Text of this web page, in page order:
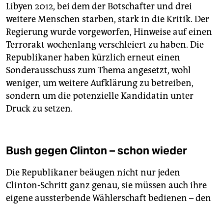
Libyen 2012, bei dem der Botschafter und drei
weitere Menschen starben, stark in die Kritik. Der
Regierung wurde vorgeworfen, Hinweise auf einen
Terrorakt wochenlang verschleiert zu haben. Die
Republikaner haben kürzlich erneut einen
Sonderausschuss zum Thema angesetzt, wohl
weniger, um weitere Aufklärung zu betreiben,
sondern um die potenzielle Kandidatin unter
Druck zu setzen.
Bush gegen Clinton – schon wieder
Die Republikaner beäugen nicht nur jeden
Clinton-Schritt ganz genau, sie müssen auch ihre
eigene aussterbende Wählerschaft bedienen – den